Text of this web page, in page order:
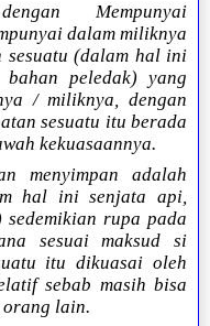
Mempunyai
dalam miliknya
sesuatu (dalam hal ini
peledak) yang
/ miliknya, dengan
sesuatu itu berada
kekuasaannya.
menyimpan adalah
hal ini senjata api,
rupa pada
sesuai maksud si
itu dikuasai oleh
sebab masih bisa
lain.